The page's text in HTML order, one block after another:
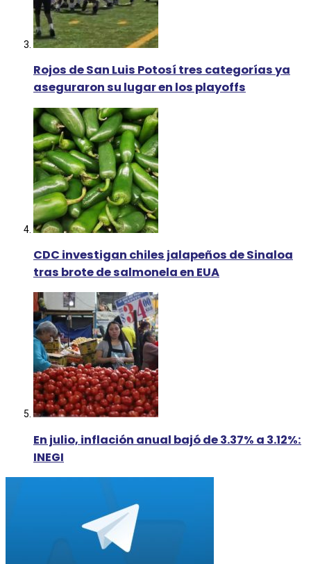
Rojos de San Luis Potosí tres categorías ya
aseguraron su lugar en los playoffs
CDC investigan chiles jalapeños de Sinaloa
tras brote de salmonela en EUA
En julio, inflación anual bajó de 3.37% a 3.12%:
INEGI